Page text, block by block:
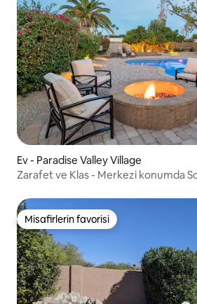
Ev - Paradise Valley Village
Zarafet ve Klas - Merkezi konumda
Misafirlerin favorisi
Misafirlerin favorisi